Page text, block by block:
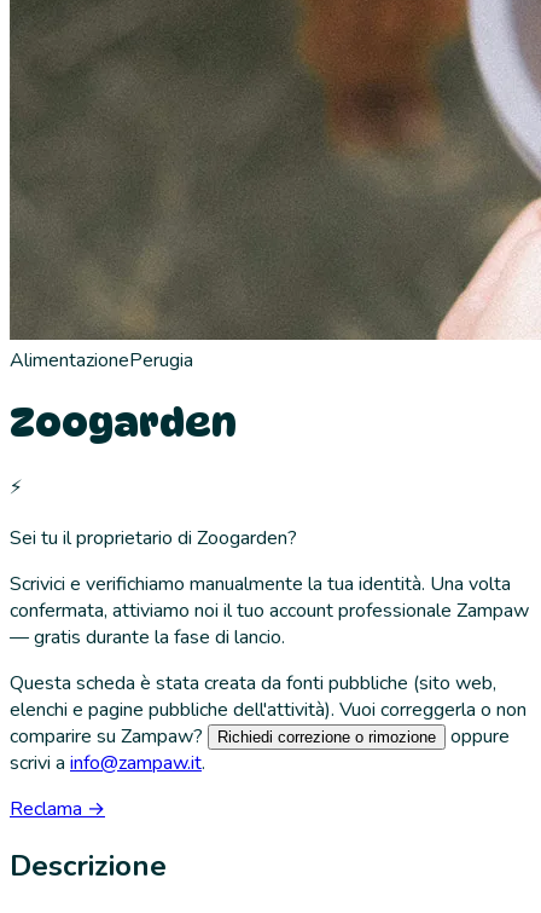
AlimentazionePerugia
Zoogarden
⚡
Sei tu il proprietario di Zoogarden?
Scrivici e verifichiamo manualmente la tua identità. Una volta
confermata, attiviamo noi il tuo account professionale Zampaw
— gratis durante la fase di lancio.
Questa scheda è stata creata da fonti pubbliche (sito web,
elenchi e pagine pubbliche dell'attività). Vuoi correggerla o non
comparire su Zampaw?
Richiedi correzione o rimozione
oppure
scrivi a info@zampaw.it.
Reclama →
Descrizione